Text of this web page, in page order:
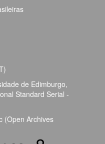
de Edimburgo,
Standard Serial -
(Open Archives